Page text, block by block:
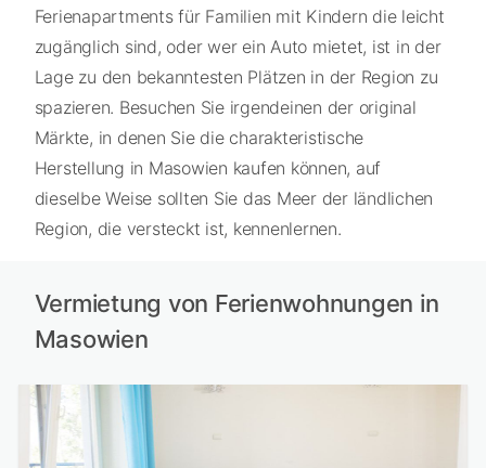
Ferienapartments für Familien mit Kindern die leicht
zugänglich sind, oder wer ein Auto mietet, ist in der
Lage zu den bekanntesten Plätzen in der Region zu
spazieren. Besuchen Sie irgendeinen der original
Märkte, in denen Sie die charakteristische
Herstellung in Masowien kaufen können, auf
dieselbe Weise sollten Sie das Meer der ländlichen
Region, die versteckt ist, kennenlernen.
Vermietung von Ferienwohnungen in
Masowien